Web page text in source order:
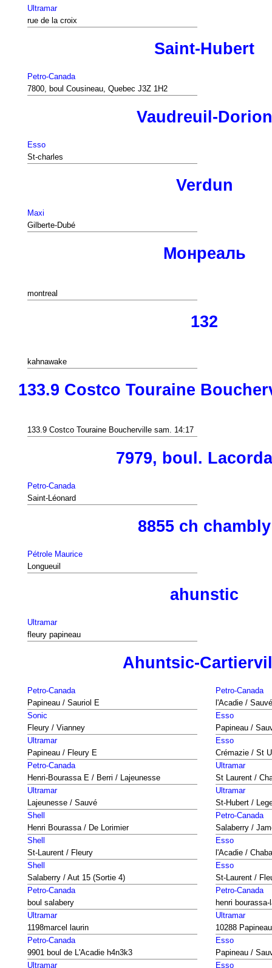
Ultramar
rue de la croix
Saint-Hubert
Petro-Canada
7800, boul Cousineau, Quebec J3Z 1H2
Vaudreuil-Dorion
Esso
St-charles
Verdun
Maxi
Gilberte-Dubé
Монреаль
montreal
132
kahnawake
133.9 Costco Touraine
133.9 Costco Touraine Boucherville sam. 14:17
7979, boul.
Petro-Canada
Saint-Léonard
8855 ch chambly
Pétrole Maurice
Longueuil
ahunstic
Ultramar
fleury papineau
Ahuntsic-
Petro-Canada
Papineau / Sauriol E
Petro-Canada
l'Acadie /
Sonic
Fleury / Vianney
Esso
Papineau /
Ultramar
Papineau / Fleury E
Esso
Crémazie / St
Petro-Canada
Henri-Bourassa E / Berri / Lajeunesse
Ultramar
St Laurent /
Ultramar
Lajeunesse / Sauvé
Ultramar
St-Hubert /
Shell
Henri Bourassa / De Lorimier
Petro-Canada
Salaberry /
Shell
St-Laurent / Fleury
Esso
l'Acadie /
Shell
Salaberry / Aut 15 (Sortie 4)
Esso
St-Laurent /
Petro-Canada
boul salabery
Petro-Canada
henri
Ultramar
1198marcel laurin
Ultramar
10288 Papineau
Petro-Canada
9901 boul de L'Acadie h4n3k3
Esso
Papineau /
Ultramar
Esso